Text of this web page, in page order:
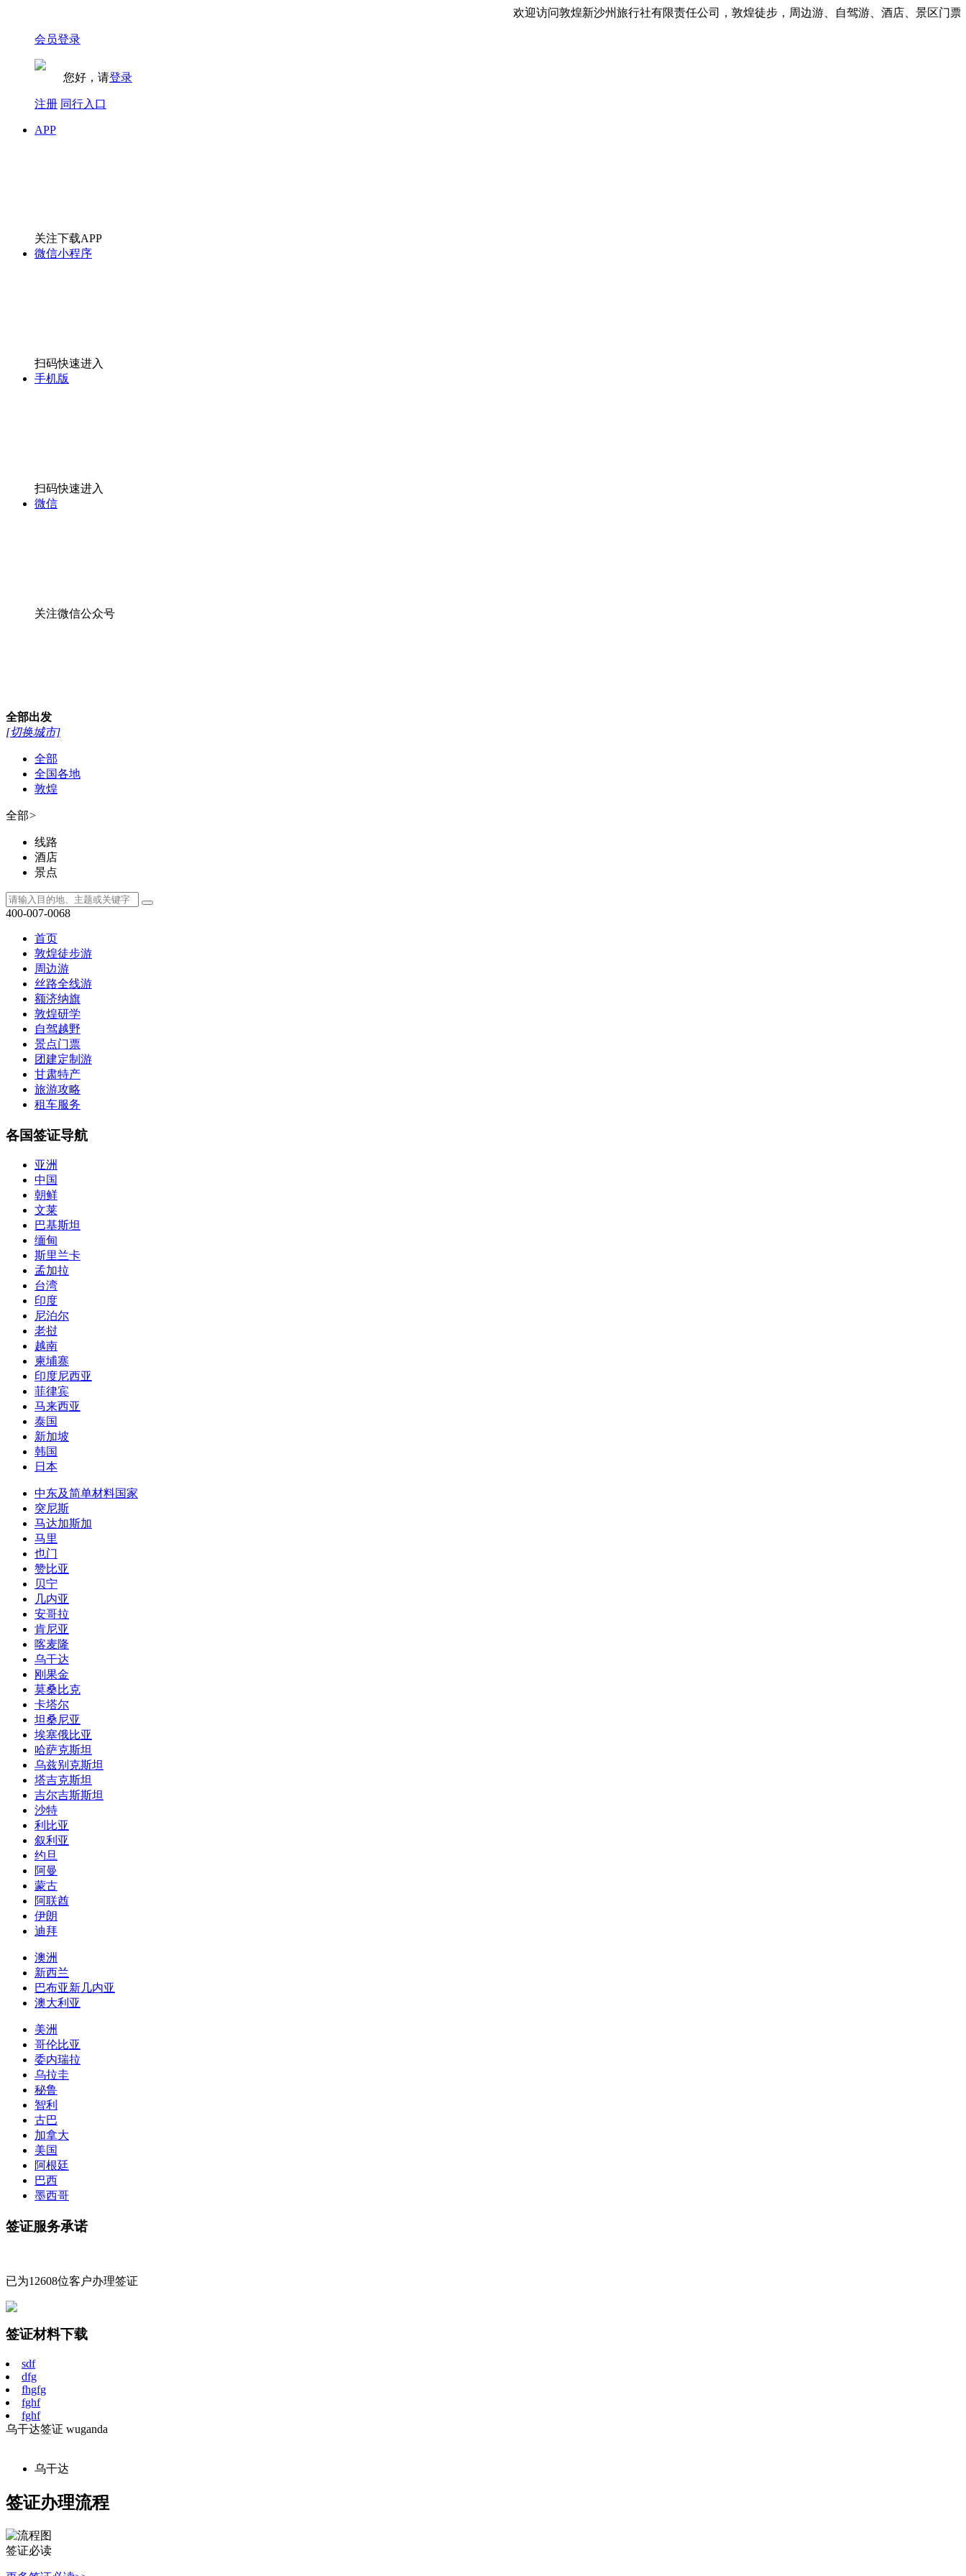
欢迎访问敦煌新沙州旅行社有限责任公司，敦煌徒步，周边游、自驾游、酒店、景区门票预
会员登录
您好，请登录
注册 同行入口
APP
关注下载APP
微信小程序
扫码快速进入
手机版
扫码快速进入
微信
关注微信公众号
全部出发
[切换城市]
全部
全国各地
敦煌
全部>
线路
酒店
景点
400-007-0068
首页
敦煌徒步游
周边游
丝路全线游
额济纳旗
敦煌研学
自驾越野
景点门票
团建定制游
甘肃特产
旅游攻略
租车服务
各国签证导航
亚洲
中国
朝鲜
文莱
巴基斯坦
缅甸
斯里兰卡
孟加拉
台湾
印度
尼泊尔
老挝
越南
柬埔寨
印度尼西亚
菲律宾
马来西亚
泰国
新加坡
韩国
日本
中东及简单材料国家
突尼斯
马达加斯加
马里
也门
赞比亚
贝宁
几内亚
安哥拉
肯尼亚
喀麦隆
乌干达
刚果金
莫桑比克
卡塔尔
坦桑尼亚
埃塞俄比亚
哈萨克斯坦
乌兹别克斯坦
塔吉克斯坦
吉尔吉斯斯坦
沙特
利比亚
叙利亚
约旦
阿曼
蒙古
阿联酋
伊朗
迪拜
澳洲
新西兰
巴布亚新几内亚
澳大利亚
美洲
哥伦比亚
委内瑞拉
乌拉圭
秘鲁
智利
古巴
加拿大
美国
阿根廷
巴西
墨西哥
签证服务承诺
已为12608位客户办理签证
签证材料下载
sdf
dfg
fhgfg
fghf
fghf
乌干达签证 wuganda
乌干达
签证办理流程
签证必读